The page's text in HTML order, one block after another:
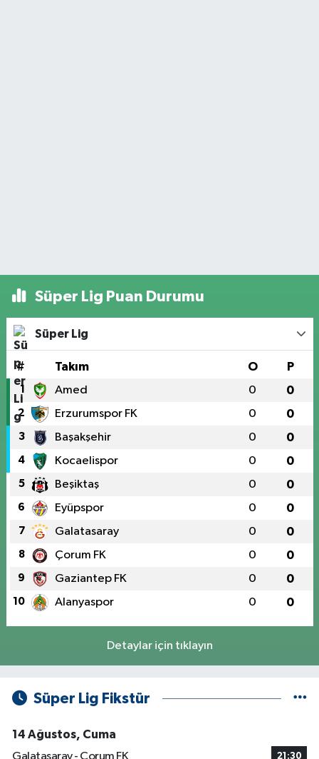
Süper Lig Puan Durumu
Süper Lig
# Takım O P
1 Amed 0 0
2 Erzurumspor FK 0 0
3 Başakşehir 0 0
4 Kocaelispor 0 0
5 Beşiktaş 0 0
6 Eyüpspor 0 0
7 Galatasaray 0 0
8 Çorum FK 0 0
9 Gaziantep FK 0 0
10 Alanyaspor 0 0
Detaylar için tıklayın
Süper Lig Fikstür
14 Ağustos, Cuma
21:30